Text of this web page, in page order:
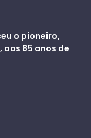
o pioneiro,
aos 85 anos de